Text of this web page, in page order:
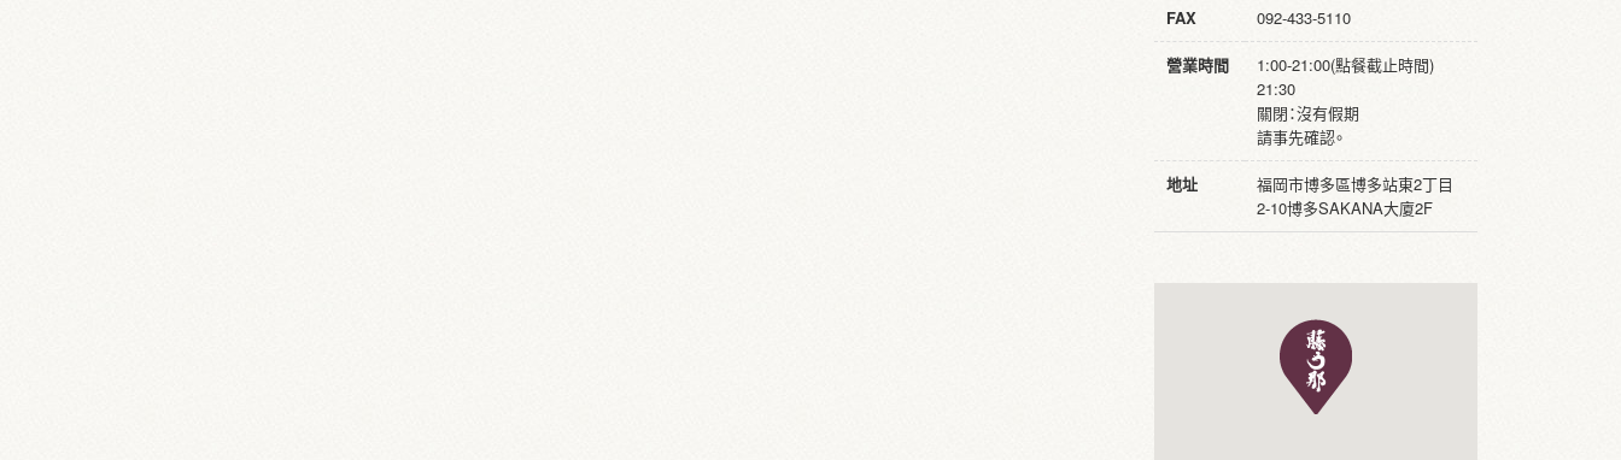
FAX 092-433-5110
營業時間
1:00-21:00(點餐截止時間)
21:30
關閉：沒有假期
請事先確認。
地址
福岡市博多區博多站東2丁目
2-10博多SAKANA大廈2F